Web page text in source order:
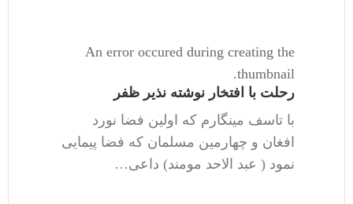
An error occured during creating the
thumbnail.
رحلت با افتخار نوشته نذیر ظفر
با تاسف مینگارم که اولین فضا نورد
افغان و چهارمین مسلمان که فضا پیمایی
نمود ( عبد الاحد مومند) داعی…